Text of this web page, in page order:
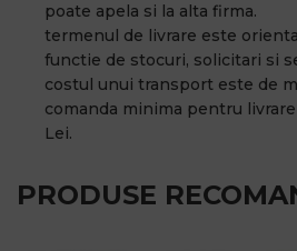
poate apela si la alta firma.
termenul de livrare este
functie de stocuri, solicitari si
costul unui transport este de
comanda minima pentru
Lei.
PRODUSE